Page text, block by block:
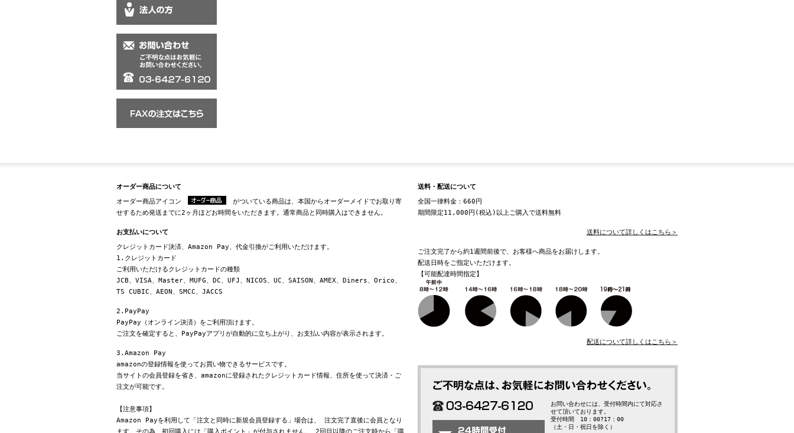
オーダー商品について
オーダー商品アイコン
がついている商品は、本国からオーダーメイドでお取り寄
せするため発送までに2ヶ月ほどお時間をいただきます。通常商品と同時購入はできません。
お支払いについて
クレジットカード決済、Amazon Pay、代金引換がご利用いただけます。
1.クレジットカード
ご利用いただけるクレジットカードの種類
JCB、VISA、Master、MUFG、DC、UFJ、NICOS、UC、SAISON、AMEX、Diners、Orico、
TS CUBIC、AEON、SMCC、JACCS
2.PayPay
PayPay（オンライン決済）をご利用頂けます。
ご注文を確定すると、PayPayアプリが自動的に立ち上がり、お支払い内容が表示されます。
3.Amazon Pay
amazonの登録情報を使ってお買い物できるサービスです。
当サイトの会員登録を省き、amazonに登録されたクレジットカード情報、住所を使って決済・ご
注文が可能です。
【注意事項】
Amazon Payを利用して「注文と同時に新規会員登録する」場合は、 注文完了直後に会員となり
送料・配送について
全国一律料金：660円
期間限定11,000円(税込)以上ご購入で送料無料
送料について詳しくはこちら＞
ご注文完了から約1週間前後で、お客様へ商品をお届けします。
配送日時をご指定いただけます。
【可能配達時間指定】
配送について詳しくはこちら＞
お問い合わせには、受付時間内にて対応さ
せて頂いております。
受付時間 10：00?17：00
（土・日・祝日を除く）